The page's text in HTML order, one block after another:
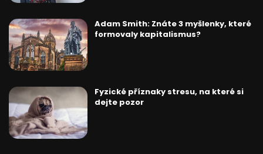
Adam Smith: Znáte 3 myšlenky, které
formovaly kapitalismus?
Fyzické příznaky stresu, na které si
dejte pozor